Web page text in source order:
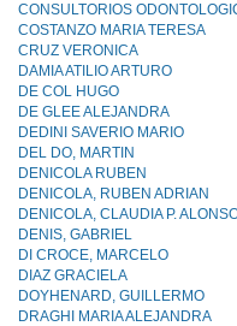
CONSULTORIOS
COSTANZO MARIA TERESA
CRUZ VERONICA
DAMIA ATILIO ARTURO
DE COL HUGO
DE GLEE ALEJANDRA
DEDINI SAVERIO MARIO
DEL DO, MARTIN
DENICOLA RUBEN
DENICOLA, RUBEN ADRIAN
DENICOLA, CLAUDIA P.
DENIS, GABRIEL
DI CROCE, MARCELO
DIAZ GRACIELA
DOYHENARD, GUILLERMO
DRAGHI MARIA ALEJANDRA